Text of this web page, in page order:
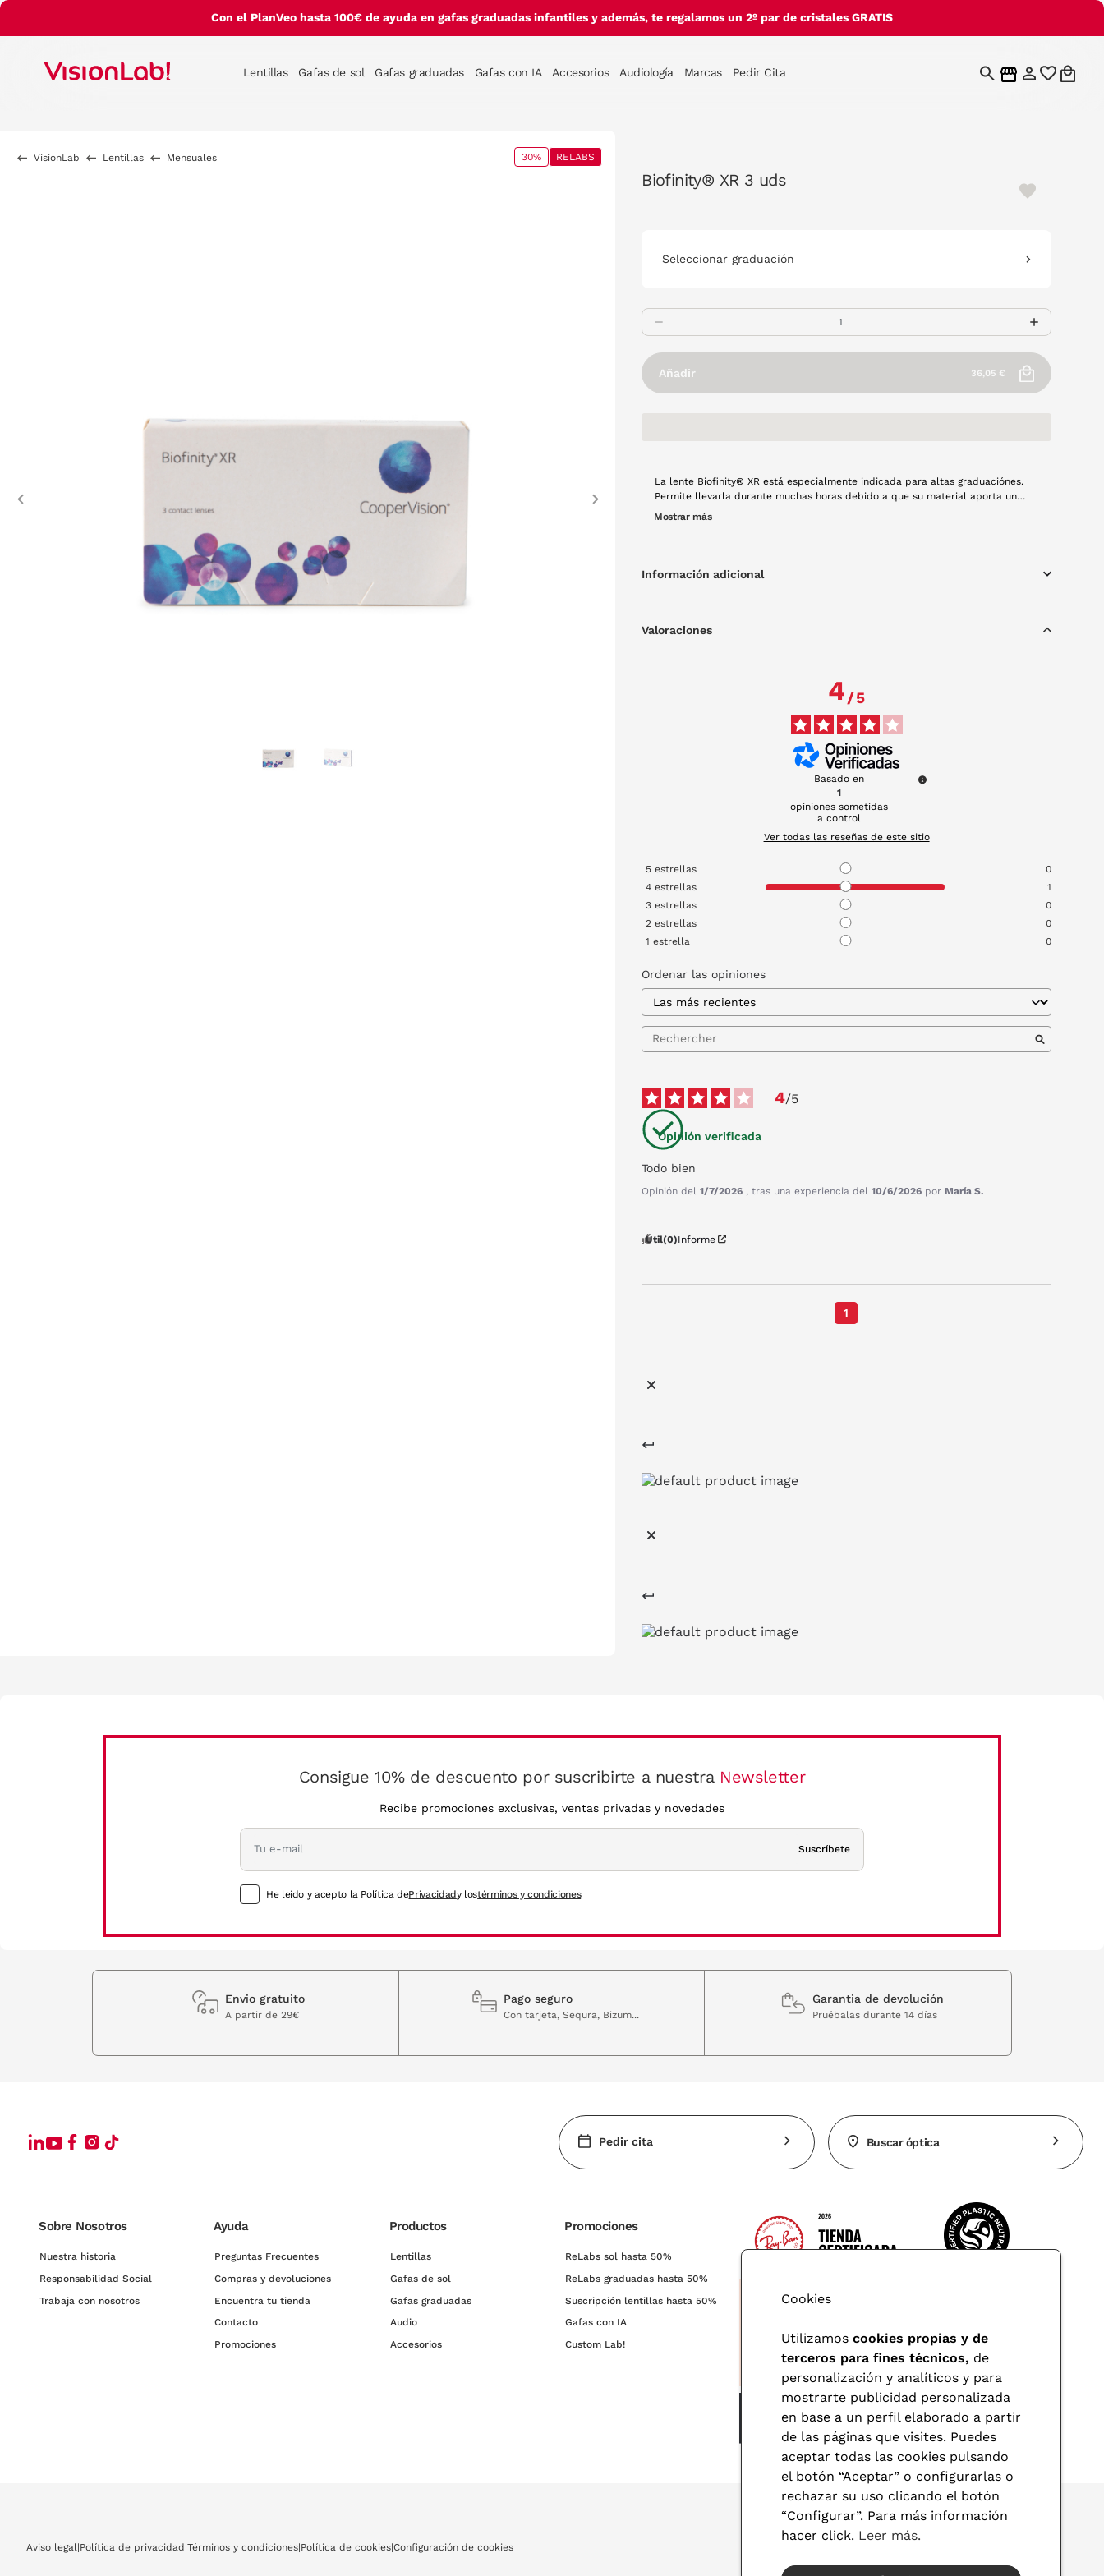
Con el PlanVeo hasta 100€ de ayuda en gafas graduadas infantiles y además, te regalamos un 2º par de cristales GRATIS
Lentillas Gafas de sol Gafas graduadas Gafas con IA Accesorios Audiología Marcas Pedir Cita
VisionLab Lentillas Mensuales 30% RELABS
Previous
Biofinity® XR 3 uds
Seleccionar graduación
Añadir 36,05 €
La lente Biofinity® XR está especialmente indicada para altas graduaciónes.
Permite llevarla durante muchas horas debido a que su material aporta un
perfecto equilibrio entre oxígeno e hidratación. Su diseño en el borde minimiza
Mostrar más
Información adicional
Valoraciones
4/5
Basado en
1
opiniones sometidas
a control
Ver todas las reseñas de este sitio
5estrellas
0
4estrellas
1
3estrellas
0
2estrellas
0
1estrella 0
Ordenar las opiniones
4/5
Opinión verificada
Todo bien
Opinión del1/7/2026 , tras una experiencia del10/6/2026 por María S.
Útil(0)Informe
1
Consigue 10% de descuento por suscribirte a nuestra Newsletter
Recibe promociones exclusivas, ventas privadas y novedades
Suscríbete
He leído y acepto la Política dePrivacidady lostérminos y condiciones
Envio gratuito
A partir de 29€
Pago seguro
Con tarjeta, Sequra, Bizum...
Garantia de devolución
Pruébalas durante 14 días
Pedir cita Buscar óptica
Sobre Nosotros
Nuestra historia
Responsabilidad Social
Trabaja con nosotros
Ayuda
Preguntas Frecuentes
Compras y devoluciones
Encuentra tu tienda
Contacto
Promociones
Productos
Lentillas
Gafas de sol
Gafas graduadas
Audio
Accesorios
Promociones
ReLabs sol hasta 50%
ReLabs graduadas hasta 50%
Suscripción lentillas hasta 50%
Gafas con IA
Custom Lab!
Aviso legal|Política de privacidad |Términos y condiciones|Política de cookies|Configuración de cookies
© 2026 Visionlab
Cookies
Utilizamos cookies propias y de
terceros para fines técnicos, de
personalización y analíticos y para
mostrarte publicidad personalizada
en base a un perfil elaborado a partir
de las páginas que visites. Puedes
aceptar todas las cookies pulsando
el botón “Aceptar” o configurarlas o
rechazar su uso clicando el botón
“Configurar”. Para más información
hacer click. Leer más.